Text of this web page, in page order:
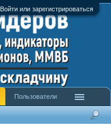
Войти или зарегистрироваться
Пользователи